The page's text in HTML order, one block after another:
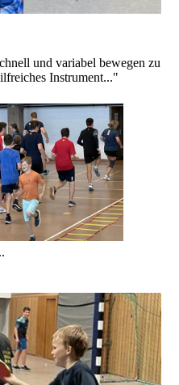
und variabel bewegen zu
Instrument..."